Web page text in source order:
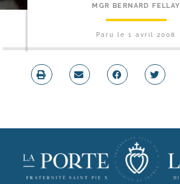
MGR BERNARD FELLAY
Paru le1 avril 2008